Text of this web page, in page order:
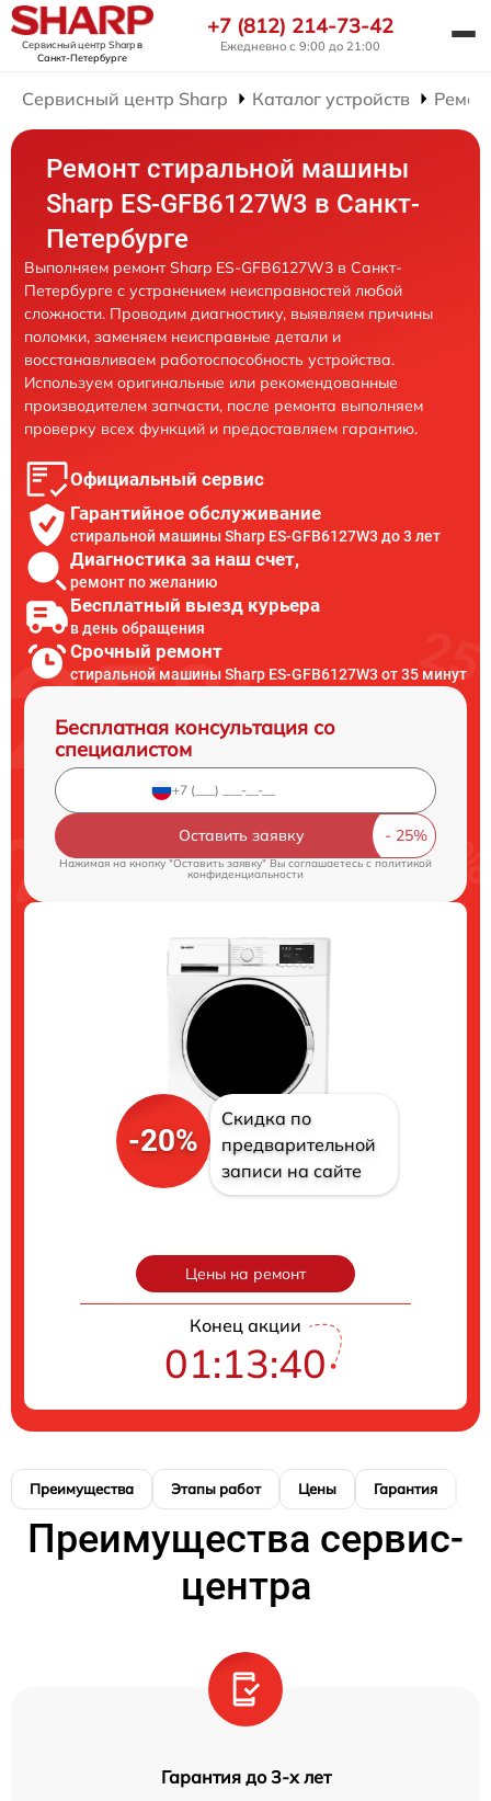
Сервисный центр Sharpв
Санкт-Петербурге
+7 (812) 214-73-42
Ежедневно с 9:00 до 21:00
Сервисный центр Sharp Каталог устройств
Ремонт стиральной машины
Sharp ES-GFB6127W3 в Санкт-
Петербурге
Выполняем ремонт Sharp ES-GFB6127W3 в Санкт-
Петербурге с устранением неисправностей любой
сложности. Проводим диагностику, выявляем причины
поломки, заменяем неисправные детали и
восстанавливаем работоспособность устройства.
Используем оригинальные или рекомендованные
производителем запчасти, после ремонта выполняем
проверку всех функций и предоставляем гарантию.
Официальный сервис
Гарантийное обслуживание
стиральной машины Sharp ES-GFB6127W3 до 3 лет
Диагностика за наш счет,
ремонт по желанию
Бесплатный выезд курьера
в день обращения
Срочный ремонт
стиральной машины Sharp ES-GFB6127W3 от 35 минут
Бесплатная консультация со
специалистом
Оставить заявку
Нажимая на кнопку "Оставить заявку" Вы соглашаетесь cполитикой
конфиденциальности
-20%
Скидка по
предварительной
записи на сайте
Цены на ремонт
Конец акции
01:13:39
Преимущества Этапы работ Цены Гарантия
Преимущества сервис-
центра
Гарантия до 3-х лет